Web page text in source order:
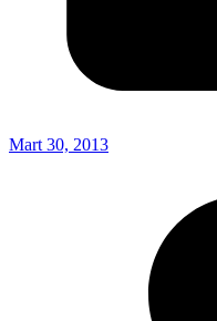
Mart 30, 2013